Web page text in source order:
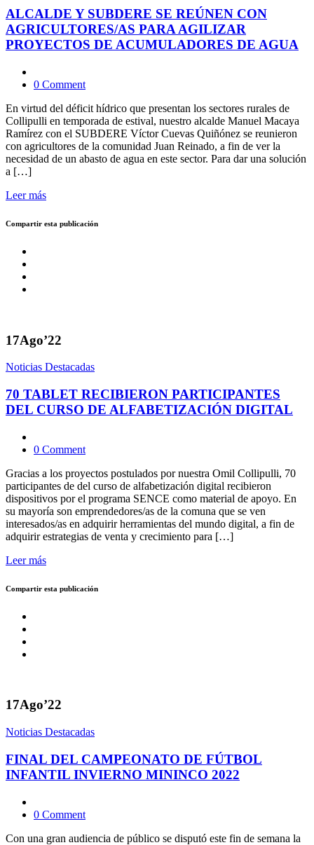
ALCALDE Y SUBDERE SE REÚNEN CON
AGRICULTORES/AS PARA AGILIZAR
PROYECTOS DE ACUMULADORES DE AGUA
0 Comment
En virtud del déficit hídrico que presentan los sectores rurales de
Collipulli en temporada de estival, nuestro alcalde Manuel Macaya
Ramírez con el SUBDERE Víctor Cuevas Quiñónez se reunieron
con agricultores de la comunidad Juan Reinado, a fin de ver la
necesidad de un abasto de agua en este sector. Para dar una solución
a […]
Leer más
Compartir esta publicación
17Ago’22
Noticias Destacadas
70 TABLET RECIBIERON PARTICIPANTES
DEL CURSO DE ALFABETIZACIÓN DIGITAL
0 Comment
Gracias a los proyectos postulados por nuestra Omil Collipulli, 70
participantes de del curso de alfabetización digital recibieron
dispositivos por el programa SENCE como material de apoyo. En
su mayoría son emprendedores/as de la comuna que se ven
interesados/as en adquirir herramientas del mundo digital, a fin de
adquirir estrategias de venta y crecimiento para […]
Leer más
Compartir esta publicación
17Ago’22
Noticias Destacadas
FINAL DEL CAMPEONATO DE FÚTBOL
INFANTIL INVIERNO MININCO 2022
0 Comment
Con una gran audiencia de público se disputó este fin de semana la